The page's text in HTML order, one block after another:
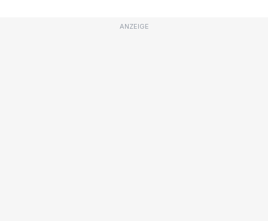
ANZEIGE